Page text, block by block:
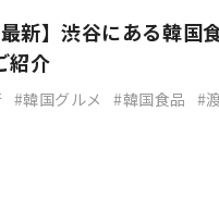
最新】渋谷にある韓国
紹介
韓国グルメ 韓国食品